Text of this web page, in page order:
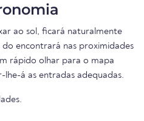
ao sol, ficará naturalmente
encontrará nas proximidades
rápido olhar para o mapa
á as entradas adequadas.